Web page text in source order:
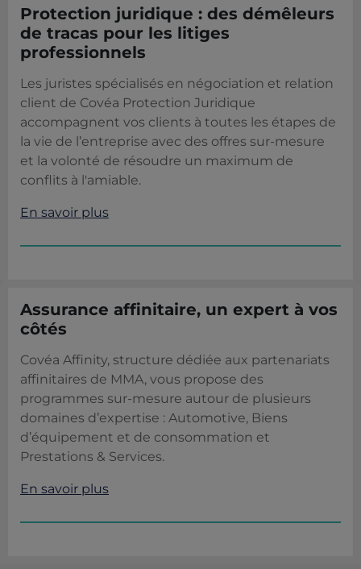
Protection juridique : des démêleurs
de tracas pour les litiges
professionnels
Les juristes spécialisés en négociation et relation
client de Covéa Protection Juridique
accompagnent vos clients à toutes les étapes de
la vie de l’entreprise avec des offres sur-mesure
et la volonté de résoudre un maximum de
conflits à l'amiable.
En savoir plus
Assurance affinitaire, un expert à vos
côtés
Covéa Affinity, structure dédiée aux partenariats
affinitaires de MMA, vous propose des
programmes sur-mesure autour de plusieurs
domaines d’expertise : Automotive, Biens
d’équipement et de consommation et
Prestations & Services.
En savoir plus